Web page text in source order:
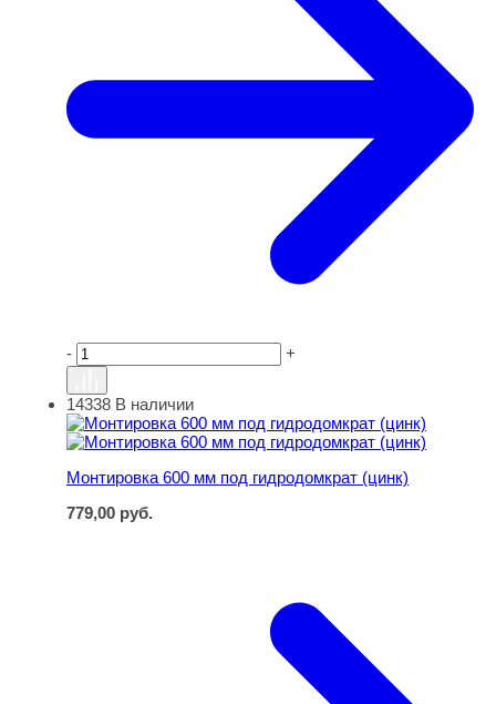
- +
Монтировка 600 мм под гидродомкрат (цинк)
14338 В наличии
Монтировка 600 мм под гидродомкрат (цинк)
779,00 руб.